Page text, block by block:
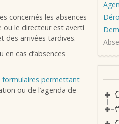
concernés les absences
ou le directeur est averti
des arrivées tardives.
en cas d’absences
formulaires permettant
ou de l’agenda de